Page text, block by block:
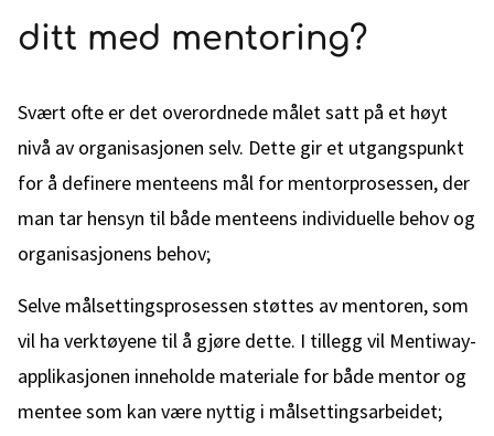
ditt med mentoring?
Svært ofte er det overordnede målet satt på et høyt
nivå av organisasjonen selv. Dette gir et utgangspunkt
for å definere menteens mål for mentorprosessen, der
man tar hensyn til både menteens individuelle behov og
organisasjonens behov;
Selve målsettingsprosessen støttes av mentoren, som
vil ha verktøyene til å gjøre dette. I tillegg vil Mentiway-
applikasjonen inneholde materiale for både mentor og
mentee som kan være nyttig i målsettingsarbeidet;